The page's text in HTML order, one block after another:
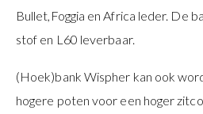
Bullet,Foggia en Africa leder. De
stof en L60 leverbaar.
(Hoek)bank Wispher kan ook
hogere poten voor een hoger